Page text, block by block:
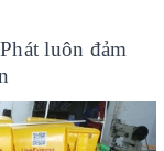
luôn đảm